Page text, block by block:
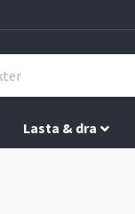
Lasta & dra